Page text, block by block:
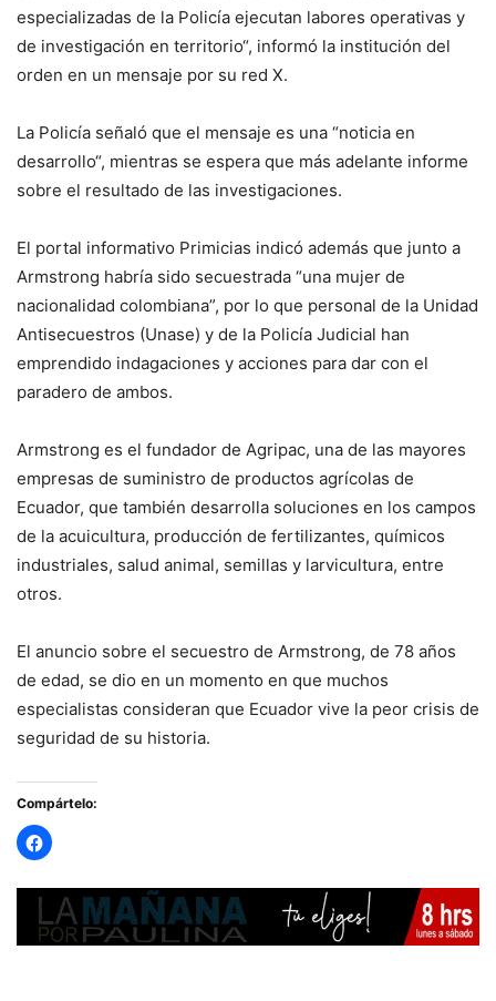
especializadas de la Policía ejecutan labores operativas y
de investigación en territorio“, informó la institución del
orden en un mensaje por su red X.
La Policía señaló que el mensaje es una “noticia en
desarrollo“, mientras se espera que más adelante informe
sobre el resultado de las investigaciones.
El portal informativo Primicias indicó además que junto a
Armstrong habría sido secuestrada “una mujer de
nacionalidad colombiana”, por lo que personal de la Unidad
Antisecuestros (Unase) y de la Policía Judicial han
emprendido indagaciones y acciones para dar con el
paradero de ambos.
Armstrong es el fundador de Agripac, una de las mayores
empresas de suministro de productos agrícolas de
Ecuador, que también desarrolla soluciones en los campos
de la acuicultura, producción de fertilizantes, químicos
industriales, salud animal, semillas y larvicultura, entre
otros.
El anuncio sobre el secuestro de Armstrong, de 78 años
de edad, se dio en un momento en que muchos
especialistas consideran que Ecuador vive la peor crisis de
seguridad de su historia.
Compártelo: